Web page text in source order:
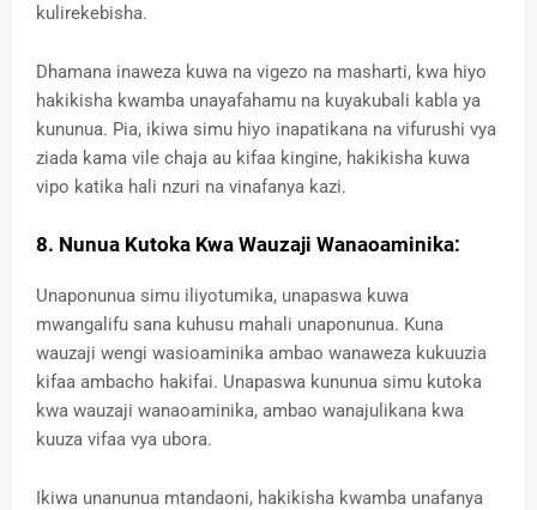
kulirekebisha.
Dhamana inaweza kuwa na vigezo na masharti, kwa hiyo
hakikisha kwamba unayafahamu na kuyakubali kabla ya
kununua. Pia, ikiwa simu hiyo inapatikana na vifurushi vya
ziada kama vile chaja au kifaa kingine, hakikisha kuwa
vipo katika hali nzuri na vinafanya kazi.
8. Nunua Kutoka Kwa Wauzaji Wanaoaminika:
Unaponunua simu iliyotumika, unapaswa kuwa
mwangalifu sana kuhusu mahali unaponunua. Kuna
wauzaji wengi wasioaminika ambao wanaweza kukuuzia
kifaa ambacho hakifai. Unapaswa kununua simu kutoka
kwa wauzaji wanaoaminika, ambao wanajulikana kwa
kuuza vifaa vya ubora.
Ikiwa unanunua mtandaoni, hakikisha kwamba unafanya